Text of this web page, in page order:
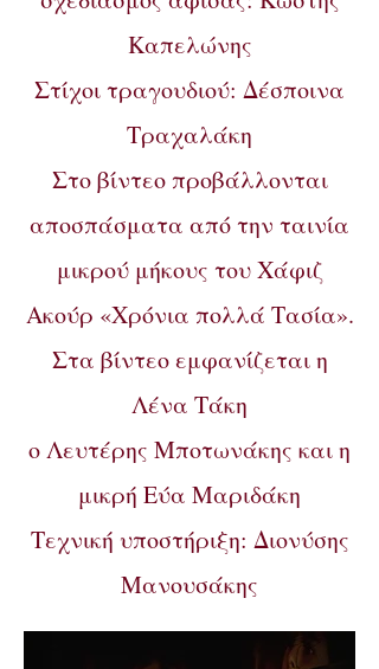
Καπελώνης
Στίχοι τραγουδιού: Δέσποινα
Τραχαλάκη
Στο βίντεο προβάλλονται
αποσπάσματα από την ταινία
μικρού μήκους του Χάφιζ
Ακούρ «Χρόνια πολλά Τασία».
Στα βίντεο εμφανίζεται η
Λένα Τάκη
ο Λευτέρης Μποτωνάκης και η
μικρή Εύα Μαριδάκη
Τεχνική υποστήριξη: Διονύσης
Μανουσάκης